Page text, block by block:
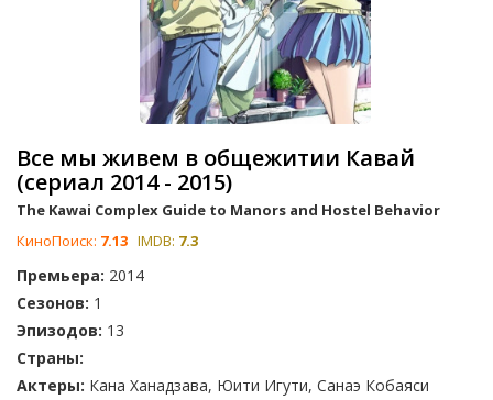
Все мы живем в общежитии Кавай
(сериал 2014 - 2015)
The Kawai Complex Guide to Manors and Hostel Behavior
КиноПоиск: 7.13 IMDB: 7.3
Премьера: 2014
Сезонов: 1
Эпизодов: 13
Страны:
Актеры: Кана Ханадзава, Юити Игути, Санаэ Кобаяси